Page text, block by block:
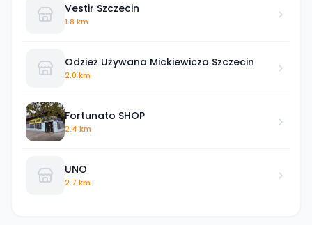
Vestir Szczecin
1.8 km
Odzież Używana Mickiewicza Szczecin
2.0 km
Fortunato SHOP
2.4 km
UNO
2.7 km